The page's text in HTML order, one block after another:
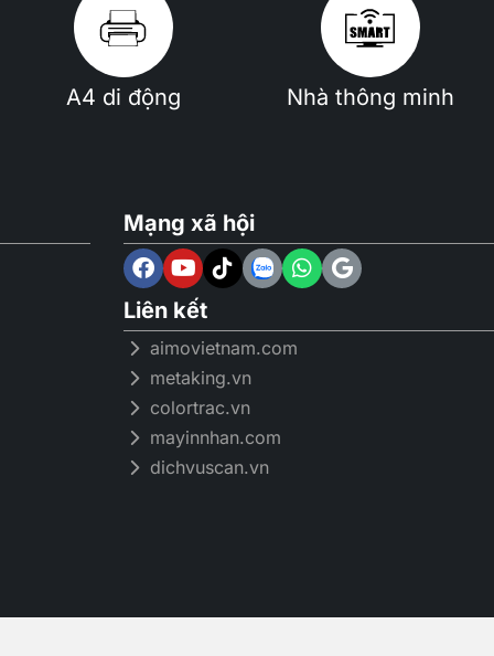
thông
thường
Khói thuốc lá
vượt trội
True HEPA, bộ lọc 3 giai đoạn của máy lọc
và ít nhất 99,97% các hạt trong không khí
A4 di động Nhà thông minh
Mạng xã hội
Liên kết
aimovietnam.com
metaking.vn
colortrac.vn
mayinnhan.com
dichvuscan.vn